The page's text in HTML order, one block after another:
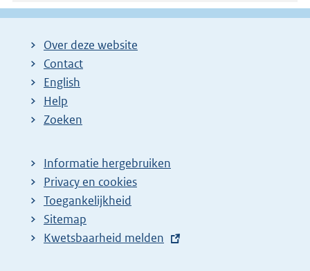
Over deze website
Contact
English
Help
Zoeken
Informatie hergebruiken
Privacy en cookies
Toegankelijkheid
Sitemap
E
Kwetsbaarheid melden